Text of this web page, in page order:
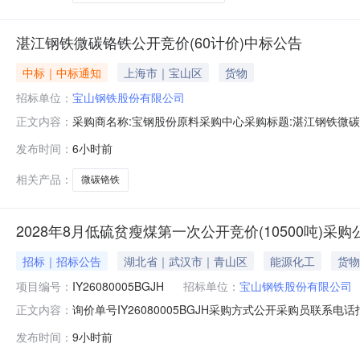
湛江钢铁微碳铬铁公开竞价(60计价)中标公告
中标｜中标通知 上海市｜宝山区
货物
招标单位： 宝山钢铁股份有限公司
正文内容： 采购商名称:宝钢股份原料采购中心采购标题:湛江钢铁微
发布时间： 6小时前
相关产品：
微碳铬铁
2028年8月低硫贫瘦煤第一次公开竞价(10500吨)采购
招标｜招标公告 湖北省｜武汉市｜青山区 能源化工
货物
项目编号： IY26080005BGJH 招标单位： 宝山钢铁股份有限公司
正文内容： 询价单号IY26080005BGJH采购方式公开采购员联系电
证金额度：2000000.0元三、商务条款：定价说明：湿
发布时间： 9小时前